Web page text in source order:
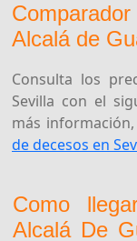
Alcalá de
Consulta los
Sevilla con el
más
de decesos en
Como
Alcalá De